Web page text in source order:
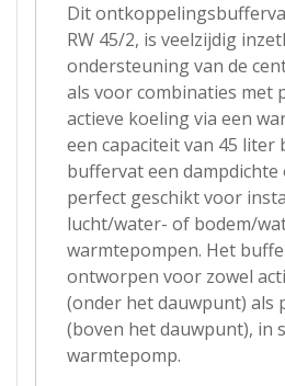
Dit
RW 45/2, is veelzijdig
ondersteuning van de
als voor combinaties met
actieve koeling via een
een capaciteit van 45 liter
buffervat een
perfect geschikt voor
lucht/water- of bodem/
warmtepompen. Het
ontworpen voor zowel
(onder het dauwpunt) als
(boven het dauwpunt), in
warmtepomp.